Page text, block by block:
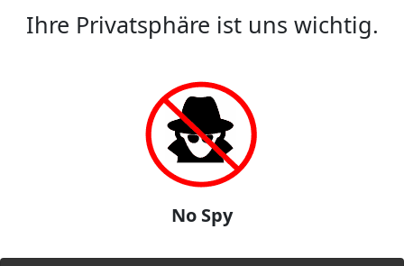
Ihre Privatsphäre ist uns wichtig.
No Spy